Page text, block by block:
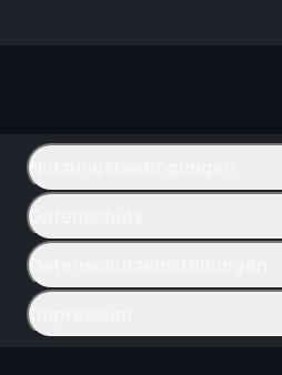
Nutzungsbedingungen
Datenschutz
Datenschutzeinstellungen
Impressum